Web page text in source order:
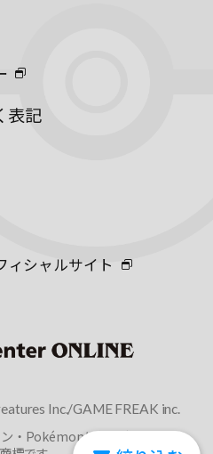
表記
ィシャルサイト
Inc./GAME FREAK inc.
・Pokémonは任天堂・クリー